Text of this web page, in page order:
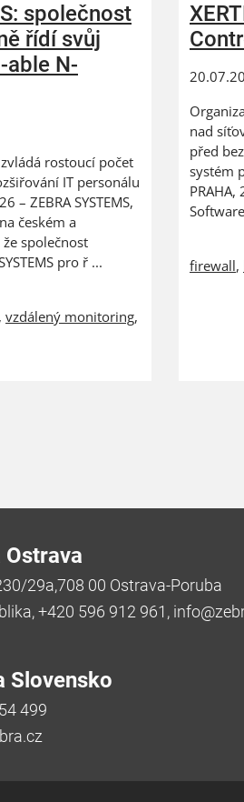
společnost
řídí svůj
able N-
rostoucí počet
IT personálu
– ZEBRA SYSTEMS,
českém a
společnost
pro ř ...
, vzdálený monitoring,
nad
před
systém
firewall,
Ostrava
29a,708 00 Ostrava-Poruba
+420 596 912 961,
Slovensko
499